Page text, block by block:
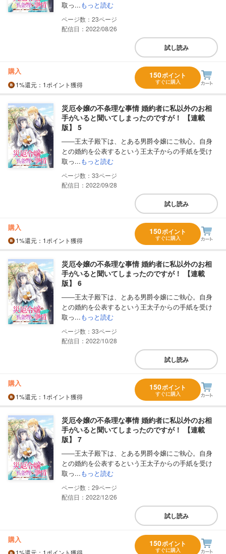
取っ...もっと読む
23
配信日：2022/08/26
試し読み
購入
1%還元 ：1ポイント獲得
150ポイント
すぐに購入
災厄令嬢の不条理な事情 婚約者に私以外のお相
手がいると聞いてしまったのですが！ 【連載
版】 5
――王太子殿下は、とある男爵令嬢にご執心。自身
との婚約を公表するという王太子からの手紙を受け
取っ...もっと読む
33
配信日：2022/09/28
試し読み
購入
1%還元 ：1ポイント獲得
150ポイント
すぐに購入
災厄令嬢の不条理な事情 婚約者に私以外のお相
手がいると聞いてしまったのですが！ 【連載
版】 6
――王太子殿下は、とある男爵令嬢にご執心。自身
との婚約を公表するという王太子からの手紙を受け
取っ...もっと読む
33
配信日：2022/10/28
試し読み
購入
1%還元 ：1ポイント獲得
150ポイント
すぐに購入
災厄令嬢の不条理な事情 婚約者に私以外のお相
手がいると聞いてしまったのですが！ 【連載
版】 7
――王太子殿下は、とある男爵令嬢にご執心。自身
との婚約を公表するという王太子からの手紙を受け
取っ...もっと読む
29
配信日：2022/12/26
試し読み
購入 150ポイント
すぐに購入